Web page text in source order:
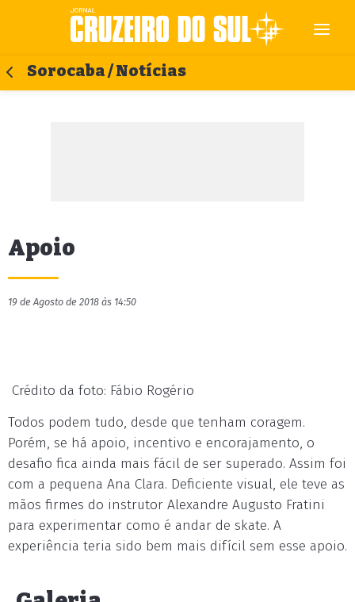
Sorocaba / Notícias
Apoio
19 de Agosto de 2018 às 14:50
Crédito da foto: Fábio Rogério
Todos podem tudo, desde que tenham coragem.
Porém, se há apoio, incentivo e encorajamento, o
desafio fica ainda mais fácil de ser superado. Assim foi
com a pequena Ana Clara. Deficiente visual, ele teve as
mãos firmes do instrutor Alexandre Augusto Fratini
para experimentar como é andar de skate. A
experiência teria sido bem mais difícil sem esse apoio.